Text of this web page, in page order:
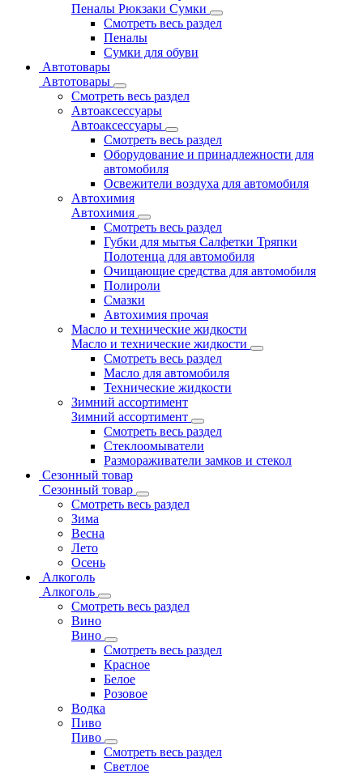
Пеналы Рюкзаки Сумки
Смотреть весь раздел
Пеналы
Сумки для обуви
Автотовары
Автотовары
Смотреть весь раздел
Автоаксессуары
Автоаксессуары
Смотреть весь раздел
Оборудование и принадлежности для
автомобиля
Освежители воздуха для автомобиля
Автохимия
Автохимия
Смотреть весь раздел
Губки для мытья Салфетки Тряпки
Полотенца для автомобиля
Очищающие средства для автомобиля
Полироли
Смазки
Автохимия прочая
Масло и технические жидкости
Масло и технические жидкости
Смотреть весь раздел
Масло для автомобиля
Технические жидкости
Зимний ассортимент
Зимний ассортимент
Смотреть весь раздел
Стеклоомыватели
Размораживатели замков и стекол
Сезонный товар
Сезонный товар
Смотреть весь раздел
Зима
Весна
Лето
Осень
Алкоголь
Алкоголь
Смотреть весь раздел
Вино
Вино
Смотреть весь раздел
Красное
Белое
Розовое
Водка
Пиво
Пиво
Смотреть весь раздел
Cветлое